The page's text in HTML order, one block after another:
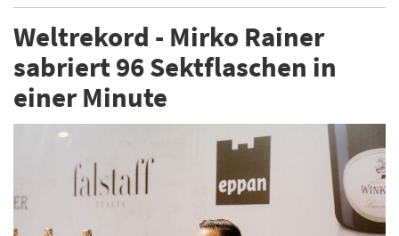
Weltrekord - Mirko Rainer
sabriert 96 Sektflaschen in
einer Minute